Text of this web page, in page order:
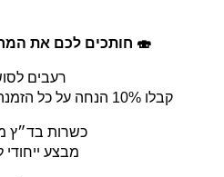
🍣 חותכים לכם את
רעבים
קבלו 10% הנחה על כל הזמנה מעל 250 ₪ במהלך חודש יולי! 🎉
כשרות בד״ץ
מבצע ייחודי